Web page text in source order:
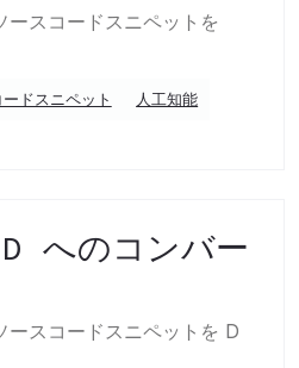
スコードスニペットを
ードスニペット
人工知能
へのコンバー
スコードスニペットを D